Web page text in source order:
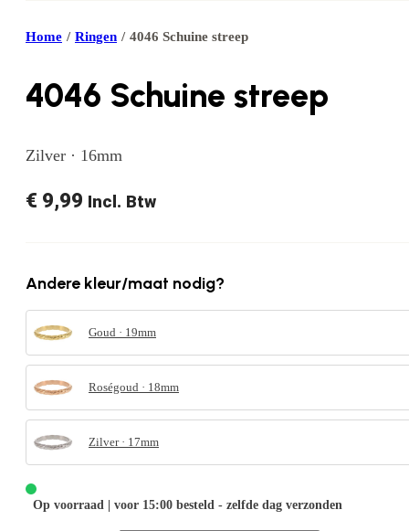
Home / Ringen / 4046 Schuine streep
4046 Schuine streep
Zilver · 16mm
€ 9,99 Incl. Btw
Andere kleur/maat nodig?
Goud · 19mm
Roségoud · 18mm
Zilver · 17mm
Op voorraad | voor 15:00 besteld - zelfde dag verzonden